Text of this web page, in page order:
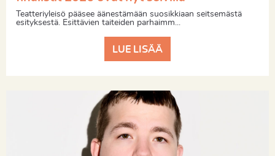
Teatteriyleisö pääsee äänestämään suosikkiaan seitsemästä
esityksestä. Esittävien taiteiden parhaimm...
LUE LISÄÄ